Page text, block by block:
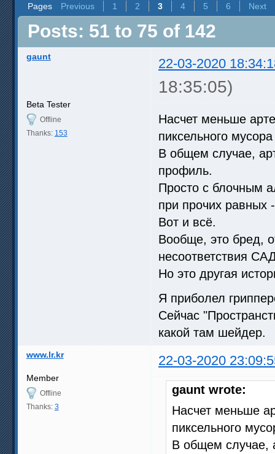
Pages Previous 1 2 3 4 5 6 Next
Posts: 51 to 75 of 142
gaunt 22-03-2020
18:35:05)
Beta Tester
Offline
Thanks: 153
Насчет меньше
пиксельного
В общем случае,
профиль.
Просто с блочным
при прочих равных
Вот и всё.
Вообще, это бред,
несоответствия
Но это другая
Я приболел
Сейчас
какой там шейдер.
www.lr.kr 22-03-2020
Member
Offline
Thanks: 3
gaunt wrote:
Насчет меньше
пиксельного
В общем случае,